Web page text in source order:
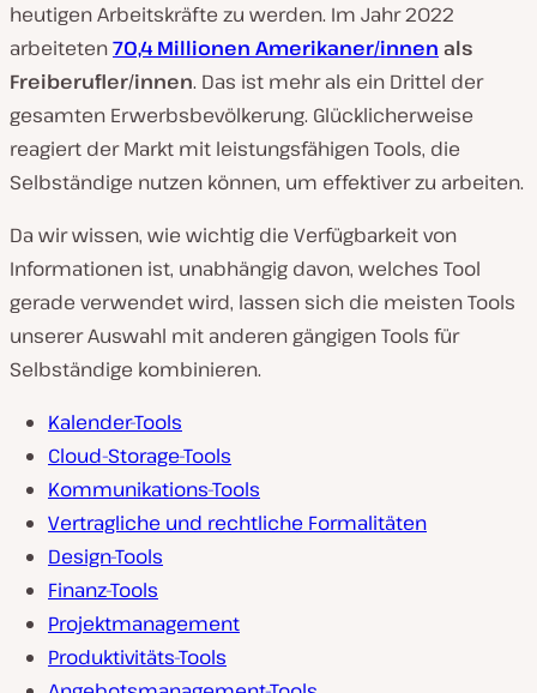
heutigen Arbeitskräfte zu werden. Im Jahr 2022
arbeiteten70,4 Millionen Amerikaner/innen als
Freiberufler/innen. Das ist mehr als ein Drittel der
gesamten Erwerbsbevölkerung. Glücklicherweise
reagiert der Markt mit leistungsfähigen Tools, die
Selbständige nutzen können, um effektiver zu arbeiten.
Da wir wissen, wie wichtig die Verfügbarkeit von
Informationen ist, unabhängig davon, welches Tool
gerade verwendet wird, lassen sich die meisten Tools
unserer Auswahl mit anderen gängigen Tools für
Selbständige kombinieren.
Kalender-Tools
Cloud-Storage-Tools
Kommunikations-Tools
Vertragliche und rechtliche Formalitäten
Design-Tools
Finanz-Tools
Projektmanagement
Produktivitäts-Tools